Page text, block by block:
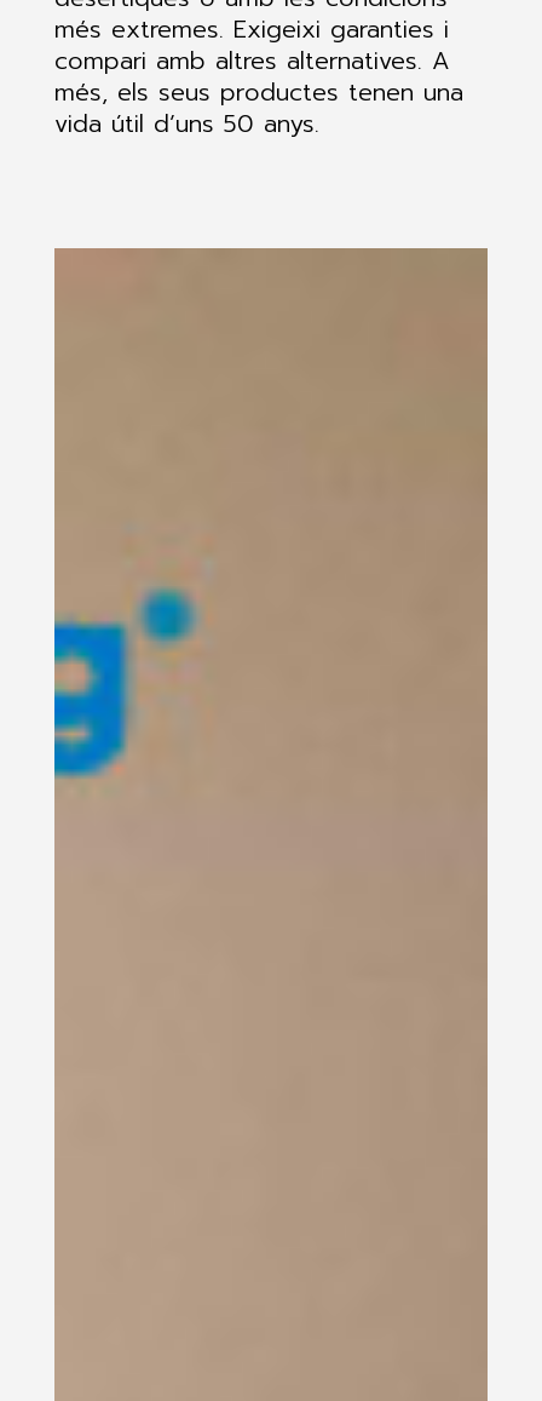
més extremes. Exigeixi garanties i
compari amb altres alternatives. A
més, els seus productes tenen una
vida útil d’uns 50 anys.